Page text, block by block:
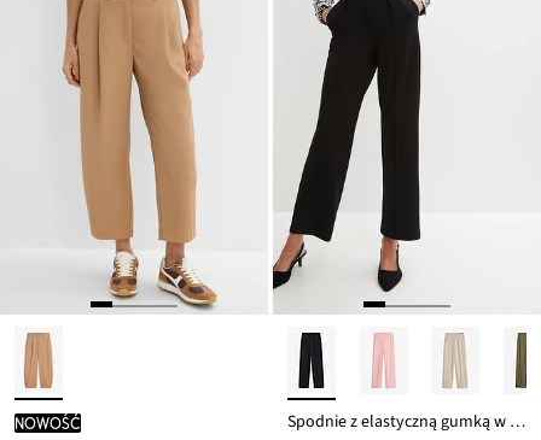
nowość Spodnie z elastyczną gumką w talii z grubej dzianiny interlock